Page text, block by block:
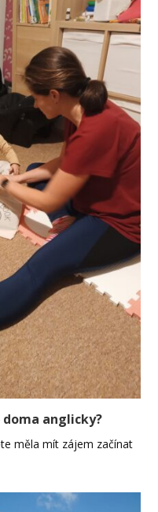
anglicky?
měla mít zájem začínat